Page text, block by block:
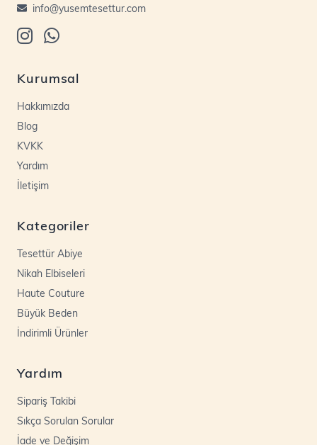
info@yusemtesettur.com
Kurumsal
Hakkımızda
Blog
KVKK
Yardım
İletişim
Kategoriler
Tesettür Abiye
Nikah Elbiseleri
Haute Couture
Büyük Beden
İndirimli Ürünler
Yardım
Sipariş Takibi
Sıkça Sorulan Sorular
İade ve Değişim